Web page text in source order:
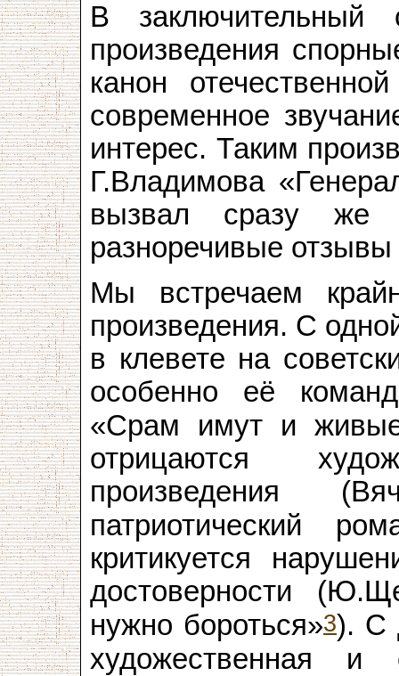
В заключительный
произведения
канон
современное
интерес. Таким
Г.Владимова
вызвал сразу же
разноречивые
Мы встречаем
произведения. С
в клевете на
особенно её
«Срам имут и
отрицаются
произведения
патриотический
критикуется
достоверности
нужно бороться»3). С
художественная и